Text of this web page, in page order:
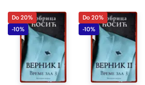
Do 20%
-10%
Do 20%
-10%